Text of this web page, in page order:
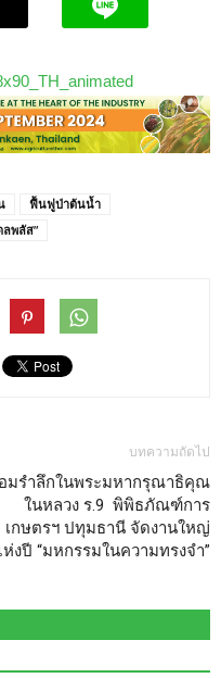
ฟื้นฟูป่าต้นน้ำ
ลพลัส”
บทความถัดไป
มรำลึกในพระมหากรุณาธิคุณ
ในหลวง ร.9 พิพิธภัณฑ์การ
เกษตรฯ ปทุมธานี จัดงานใหญ่
งปี “มหกรรมในความทรงจำ”